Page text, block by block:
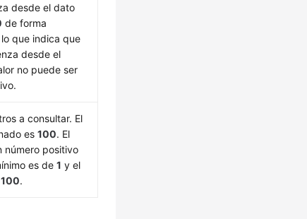
desde el dato
de forma
que indica que
desde el
no puede ser
a consultar. El
es100. El
número positivo
es de1 y el
100.